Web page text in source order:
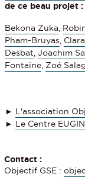
de ce beau projet :
Bekona Zuka
Pham-Bruyas
Desbat ,Joachim
Fontaine Zoé
► L'association
► Le Centre
Contact :
Objectif GSE :